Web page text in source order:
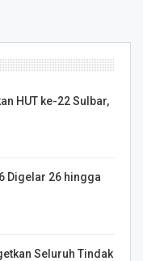
HUT ke-22 Sulbar,
Digelar 26 hingga
Seluruh Tindak